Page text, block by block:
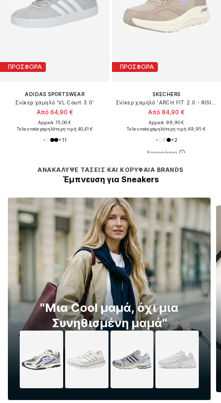
ΠΡΟΣΦΟΡΑ
ADIDAS SPORTSWEAR
Σνίκερ χαμηλό 'VL Court 3.0'
Από 64,90 €
Αρχικά: 75,00 €
Τελευταία χαμηλότερη τιμή:40,41 €
+11
ΠΡΟΣΦΟΡΑ
SKECHERS
Από 84,90 €
Αρχικά: 99,90 €
Τελευταία χαμηλότερη τιμή:49,95 €
+2
ΑΝΑΚΆΛΥΨΕ ΤΆΣΕΙΣ ΚΑΙ ΚΟΡΥΦΑΊΑ BRANDS
Έμπνευση για Sneakers
''Μια Cool μαμά, όχι μια
Συνηθισμένη μαμά''